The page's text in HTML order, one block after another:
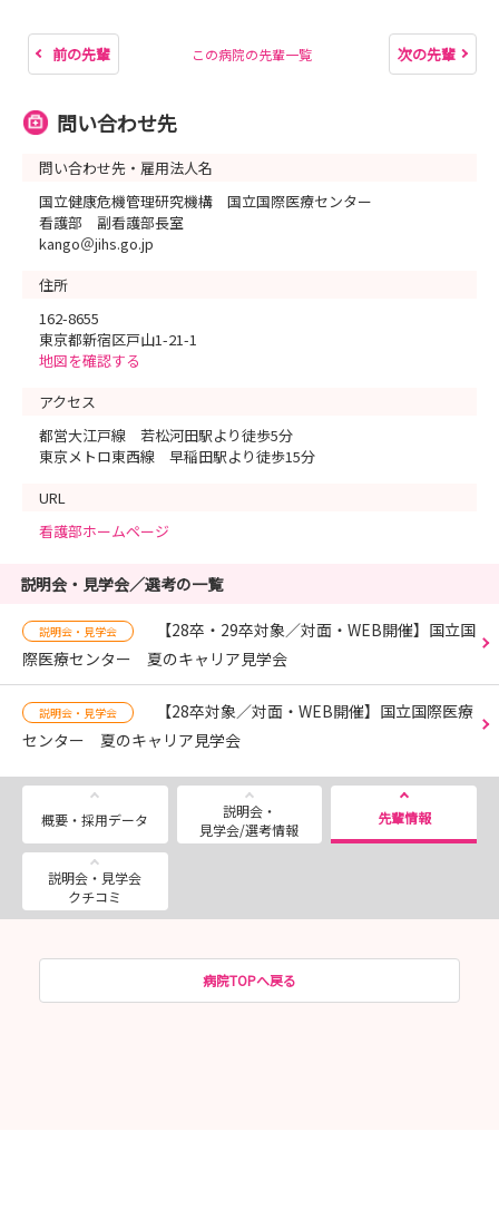
前の先輩 この病院の先輩一覧 次の先輩
問い合わせ先
問い合わせ先・雇用法人名
国立健康危機管理研究機構 国立国際医療センター
看護部 副看護部長室
kango＠jihs.go.jp
住所
162-8655
東京都新宿区戸山1-21-1
地図を確認する
アクセス
都営大江戸線 若松河田駅より徒歩5分
東京メトロ東西線 早稲田駅より徒歩15分
URL
看護部ホームページ
説明会・見学会／選考の一覧
説明会・見学会
【28卒・29卒対象／対面・WEB開催】国立国
際医療センター 夏のキャリア見学会
説明会・見学会
【28卒対象／対面・WEB開催】国立国際医療
センター 夏のキャリア見学会
概要・採用データ
説明会・
見学会/選考情報
先輩情報
説明会・見学会
クチコミ
病院TOPへ戻る